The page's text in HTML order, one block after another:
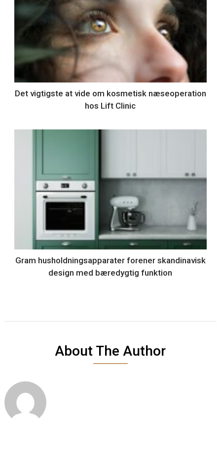
Det vigtigste at vide om kosmetisk næseoperation
hos Lift Clinic
Gram husholdningsapparater forener skandinavisk
design med bæredygtig funktion
About The Author